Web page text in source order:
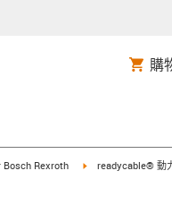
購
rightRexroth igus-icon-arrow-
readycable® 動